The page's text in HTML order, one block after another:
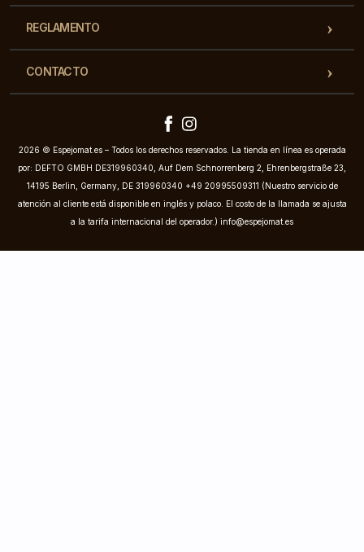
REGLAMENTO
CONTACTO
2026 © Espejomat.es – Todos los derechos reservados. La tienda en línea es operada
por: DEFTO GMBH DE319960340, Auf Dem Schnorrenberg 2, Ehrenbergstraße 23,
14195 Berlin, Germany, DE 319960340 +49 20995509311 (Nuestro servicio de
atención al cliente está disponible en inglés y polaco. El costo de la llamada se ajusta
a la tarifa internacional del operador.) info@espejomat.es